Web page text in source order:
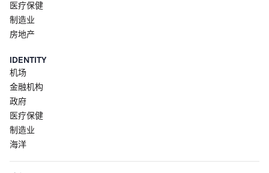
医疗保健
制造业
房地产
IDENTITY
机场
金融机构
政府
医疗保健
制造业
海洋